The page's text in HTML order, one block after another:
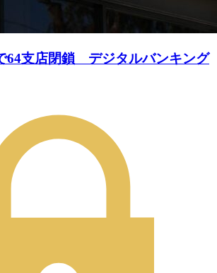
64支店閉鎖 デジタルバンキング